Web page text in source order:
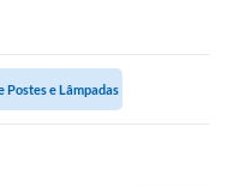
Postes e Lâmpadas